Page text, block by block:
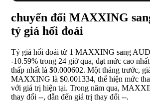
chuyển đổi MAXXING
tỷ giá hối đoái
Tỷ giá hối đoái từ 1 MAXXING sang AUD
-10.59% trong 24 giờ qua, đạt mức cao
thấp nhất là $0.000602. Một tháng trước,
MAXXING là $0.001334, thể hiện mức
với giá trị hiện tại. Trong năm qua,
thay đổi --, dẫn đến giá trị thay đổi --.